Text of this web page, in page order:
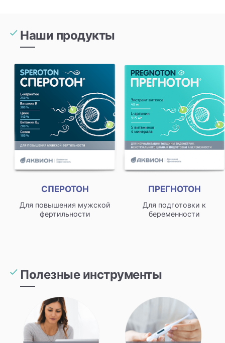
Наши продукты
СПЕРОТОН
Для повышения мужской
фертильности
ПРЕГНОТОН
Для подготовки к
беременности
Полезные инструменты